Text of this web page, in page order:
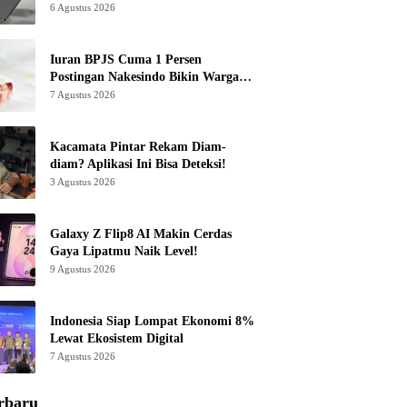
6 Agustus 2026
Iuran BPJS Cuma 1 Persen
Postingan Nakesindo Bikin Warganet
Murka
7 Agustus 2026
Kacamata Pintar Rekam Diam-
diam? Aplikasi Ini Bisa Deteksi!
3 Agustus 2026
Galaxy Z Flip8 AI Makin Cerdas
Gaya Lipatmu Naik Level!
9 Agustus 2026
Indonesia Siap Lompat Ekonomi 8%
Lewat Ekosistem Digital
7 Agustus 2026